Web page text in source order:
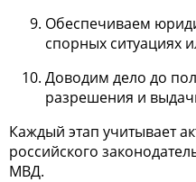
Обеспечиваем
спорных ситуациях
Доводим дело до
разрешения и
Каждый этап учитывает
российского
МВД.